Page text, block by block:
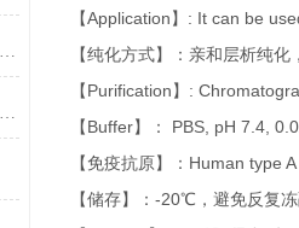
【Application】: It can be
【纯化方式】：亲和层析纯化
【Purification】:
【Buffer】： PBS, pH 7.4,
【免疫抗原】：Human type
【储存】：-20℃，避免反复
鼠抗呕吐毒素单克隆抗体在食品安全中的应用
赭曲霉毒素免疫亲和柱的优化设计与性能提升